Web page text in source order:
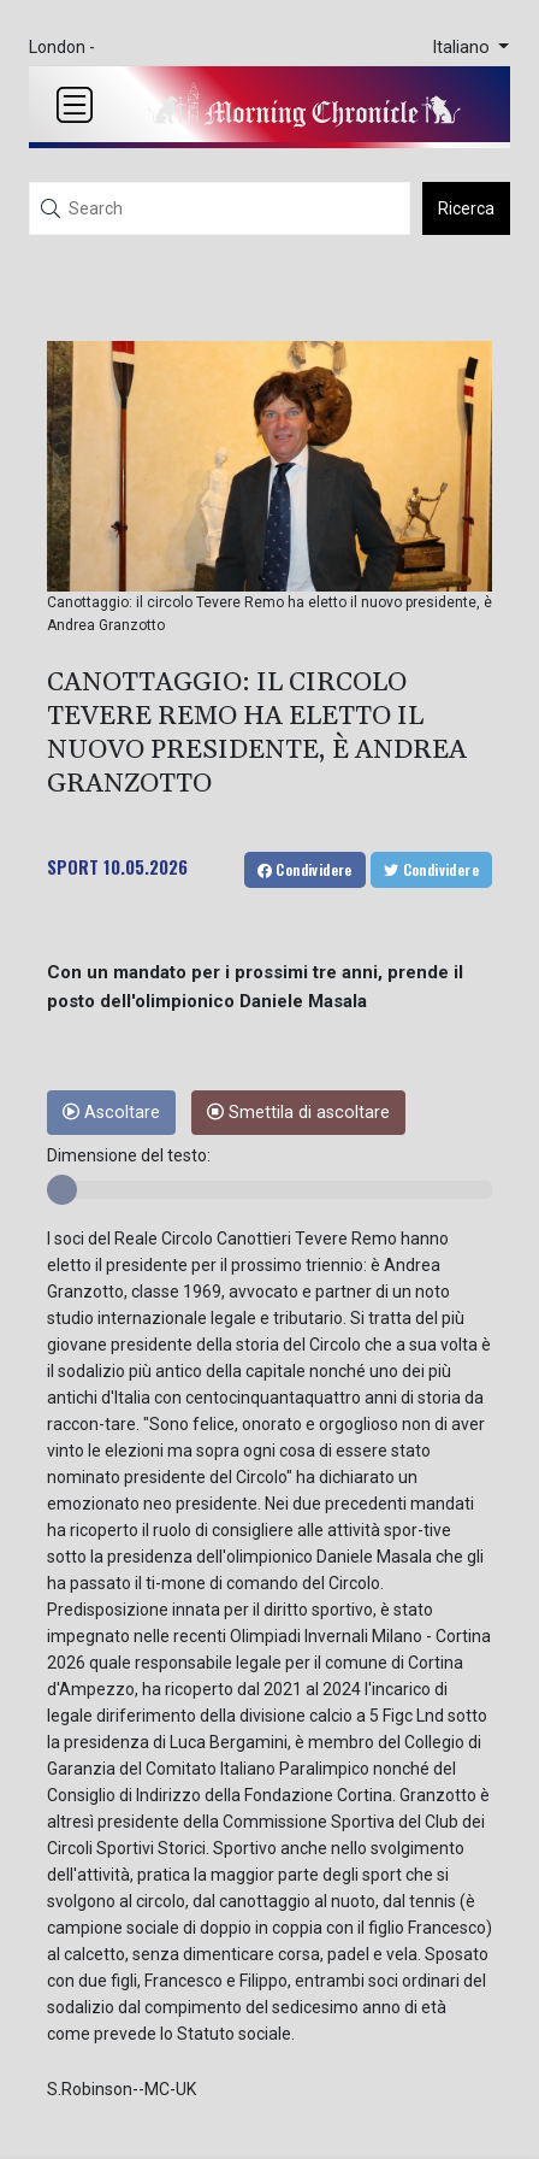
London - Italiano
Ricerca
Canottaggio: il circolo Tevere Remo ha eletto il nuovo presidente, è
Andrea Granzotto
CANOTTAGGIO: IL CIRCOLO
TEVERE REMO HA ELETTO IL
NUOVO PRESIDENTE, È ANDREA
GRANZOTTO
SPORT 10.05.2026 Condividere Condividere
Con un mandato per i prossimi tre anni, prende il
posto dell'olimpionico Daniele Masala
Ascoltare Smettila di ascoltare
Dimensione del testo:
I soci del Reale Circolo Canottieri Tevere Remo hanno
eletto il presidente per il prossimo triennio: è Andrea
Granzotto, classe 1969, avvocato e partner di un noto
studio internazionale legale e tributario. Si tratta del più
giovane presidente della storia del Circolo che a sua volta è
il sodalizio più antico della capitale nonché uno dei più
antichi d'Italia con centocinquantaquattro anni di storia da
raccon-tare. "Sono felice, onorato e orgoglioso non di aver
vinto le elezioni ma sopra ogni cosa di essere stato
nominato presidente del Circolo" ha dichiarato un
emozionato neo presidente. Nei due precedenti mandati
ha ricoperto il ruolo di consigliere alle attività spor-tive
sotto la presidenza dell'olimpionico Daniele Masala che gli
ha passato il ti-mone di comando del Circolo.
Predisposizione innata per il diritto sportivo, è stato
impegnato nelle recenti Olimpiadi Invernali Milano - Cortina
2026 quale responsabile legale per il comune di Cortina
d'Ampezzo, ha ricoperto dal 2021 al 2024 l'incarico di
legale diriferimento della divisione calcio a 5 Figc Lnd sotto
la presidenza di Luca Bergamini, è membro del Collegio di
Garanzia del Comitato Italiano Paralimpico nonché del
Consiglio di Indirizzo della Fondazione Cortina. Granzotto è
altresì presidente della Commissione Sportiva del Club dei
Circoli Sportivi Storici. Sportivo anche nello svolgimento
dell'attività, pratica la maggior parte degli sport che si
svolgono al circolo, dal canottaggio al nuoto, dal tennis (è
campione sociale di doppio in coppia con il figlio Francesco)
al calcetto, senza dimenticare corsa, padel e vela. Sposato
con due figli, Francesco e Filippo, entrambi soci ordinari del
sodalizio dal compimento del sedicesimo anno di età
come prevede lo Statuto sociale.
S.Robinson--MC-UK